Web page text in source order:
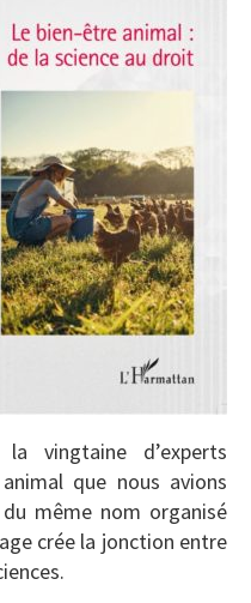
vingtaine d’experts
que nous avions
même nom organisé
crée la jonction entre